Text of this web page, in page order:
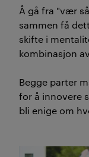
Å gå fra "vær
sammen få
skifte i
kombinasjon
Begge parter
for å innovere
bli enige om